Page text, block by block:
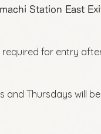
Station East
required for entry
and Thursdays will be